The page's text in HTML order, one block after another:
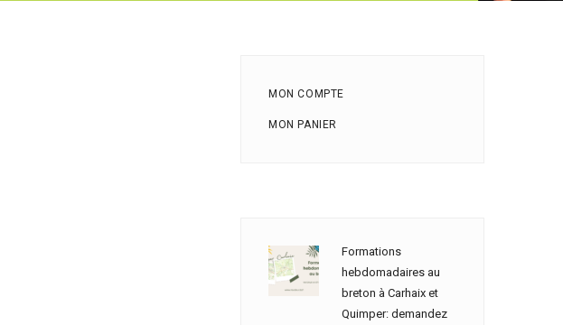
MON COMPTE
MON PANIER
Formations
hebdomadaires au
breton à Carhaix et
Quimper: demandez